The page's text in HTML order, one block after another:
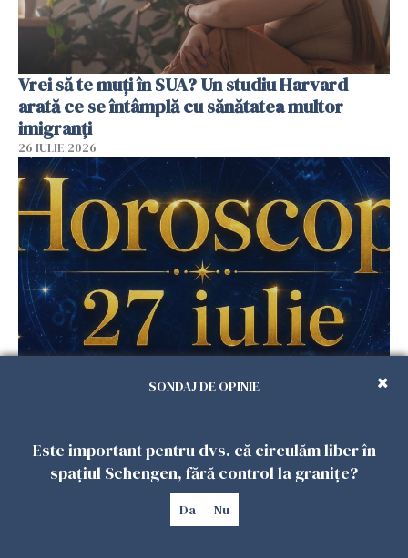
Vrei să te muți în SUA? Un studiu Harvard
arată ce se întâmplă cu sănătatea multor
imigranți
26 IULIE 2026
Horoscop 27 iulie. Lunea care schimbă ritmul
săptămânii. Universul deschide uși
SONDAJ DE OPINIE
Este important pentru dvs. că circulăm liber în
spațiul Schengen, fără control la granițe?
Da Nu